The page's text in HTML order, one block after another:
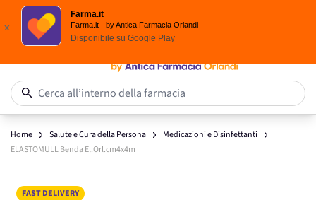
Spedizione
x
Farma.it
Farma.it - by Antica Farmacia Orlandi
Disponibile su Google Play
Salta al contenuto
Cerca all’interno della farmacia
Home Salute e Cura della Persona
Medicazioni e Disinfettanti
ELASTOMULL Benda El.Orl.cm4x4m
FAST DELIVERY
Main image
Click to view image in fullscreen